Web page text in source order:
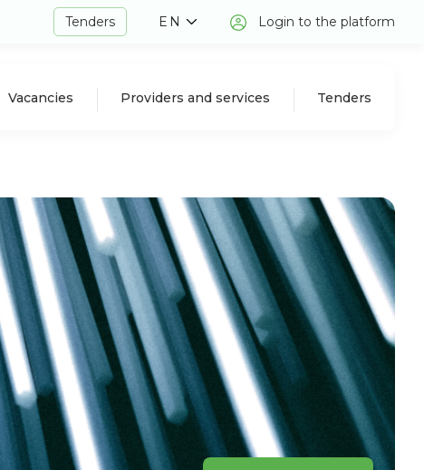
Tenders EN Login to the platform
Vacancies Providers and services Tenders